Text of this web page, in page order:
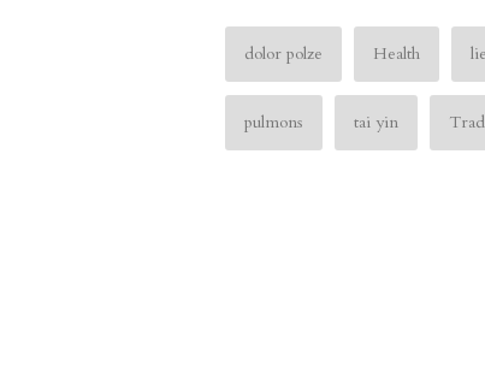
dolor polze Health
pulmons tai yin